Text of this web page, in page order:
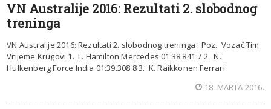
VN Australije 2016: Rezultati 2. slobodnog
treninga
VN Australije 2016: Rezultati 2. slobodnog treninga . Poz. Vozač Tim
Vrijeme Krugovi 1. L. Hamilton Mercedes 01:38.841 7 2. N.
Hulkenberg Force India 01:39.308 8 3. K. Raikkonen Ferrari
18. MARTA 2016.